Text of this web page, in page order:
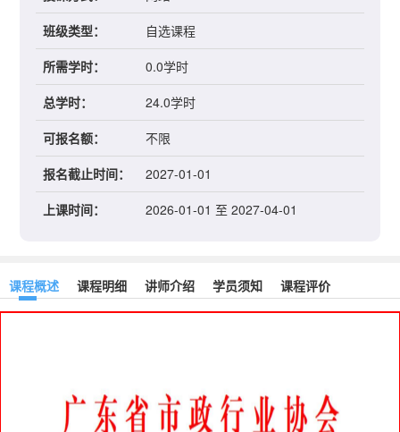
班级类型：
自选课程
所需学时：
0.0学时
总学时：
24.0学时
可报名额：
不限
报名截止时间：
2027-01-01
上课时间：
2026-01-01 至 2027-04-01
课程概述 课程明细 讲师介绍 学员须知 课程评价